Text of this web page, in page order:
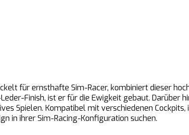
für ernsthafte Sim-Racer, kombiniert dieser
Finish, ist er für die Ewigkeit gebaut. Darüber
Spielen. Kompatibel mit verschiedenen Cockpits,
in ihrer Sim-Racing-Konfiguration suchen.